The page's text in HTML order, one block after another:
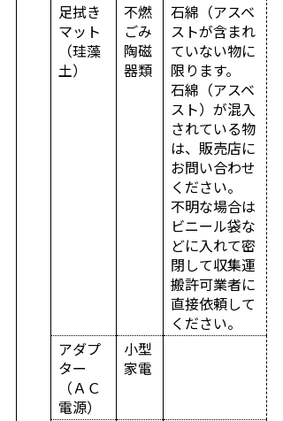
足拭き
マット
（珪藻
土）
不燃
ごみ
陶磁
器類
石綿（アスベ
ストが含まれ
ていない物に
限ります。
石綿（アスベ
スト）が混入
されている物
は、販売店に
お問い合わせ
ください。
不明な場合は
ビニール袋な
どに入れて密
閉して収集運
搬許可業者に
直接依頼して
ください。
アダプ
ター
（ＡＣ
電源）
小型
家電